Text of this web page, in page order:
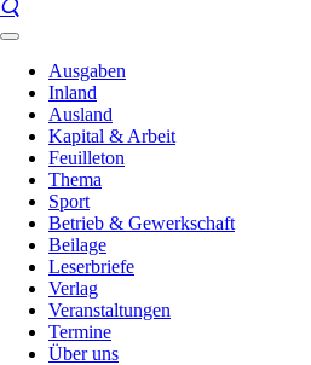
Ausgaben
Inland
Ausland
Kapital & Arbeit
Feuilleton
Thema
Sport
Betrieb & Gewerkschaft
Beilage
Leserbriefe
Verlag
Veranstaltungen
Termine
Über uns